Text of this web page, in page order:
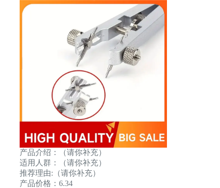
产品介绍：（请你补充）
适用人群：（请你补充）
推荐理由:（请你补充）
产品价格：6.34